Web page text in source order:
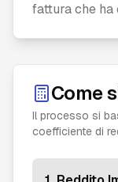
fattura che ha
Come
Il processo si
coefficiente di